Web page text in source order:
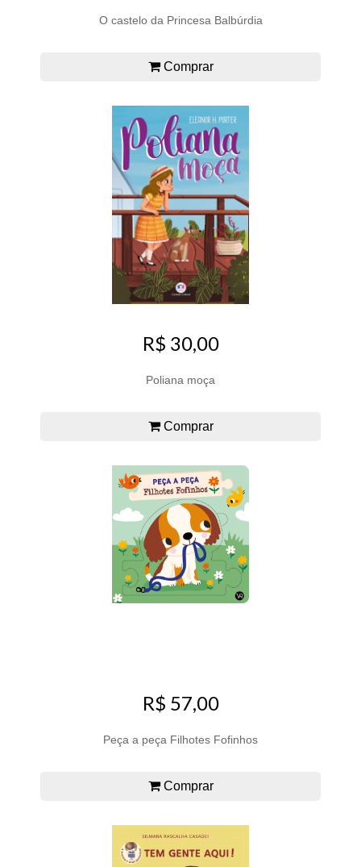
O castelo da Princesa Balbúrdia
Comprar
R$ 30,00
Poliana moça
Comprar
R$ 57,00
Peça a peça Filhotes Fofinhos
Comprar